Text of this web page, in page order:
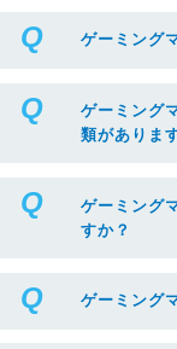
ゲーミング
ゲーミング
類がありま
ゲーミング
すか？
ゲーミング